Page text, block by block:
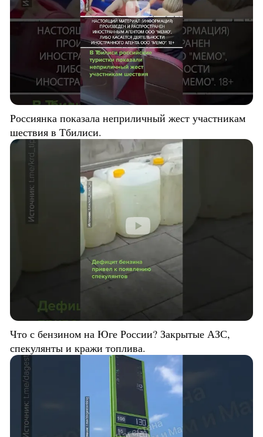
Россиянка показала неприличный жест участникам
шествия в Тбилиси.
Что с бензином на Юге России? Закрытые АЗС,
спекулянты и кражи топлива.